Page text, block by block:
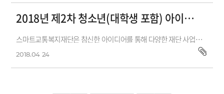
2018.04 24
2018년 제2차 청소년(대학생 포함) 아이디어 공모전
스마트교통복지재단은 참신한 아이디어를 통해 다양한 재단 사업을 발굴하고자2018년 제2차 청소년(대학생 포함) 아이디어 공모전을 개최합니...